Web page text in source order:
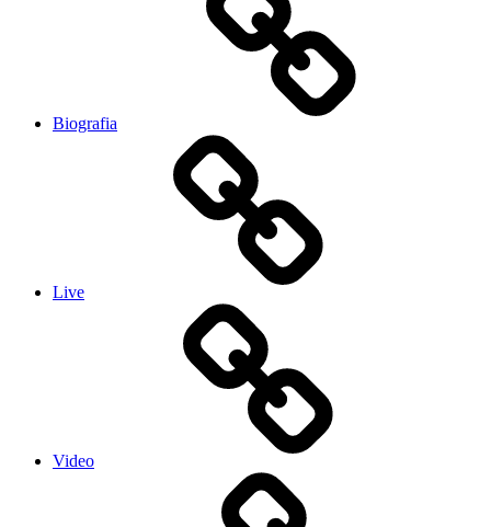
Biografia
Live
Video